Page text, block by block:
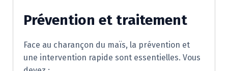
Prévention et traitement
Face au charançon du maïs, la prévention et
une intervention rapide sont essentielles. Vous